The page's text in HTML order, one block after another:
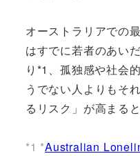
オーストラリアでの
はすでに若者のあい
り*1、孤独感や社会
うでない人よりもそ
るリスク」が高まる
*1 *Australian